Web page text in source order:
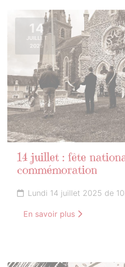
14
JUILLET
2025
14 juillet : fête
commémoration
Lundi 14 juillet 2025 de
En savoir plus